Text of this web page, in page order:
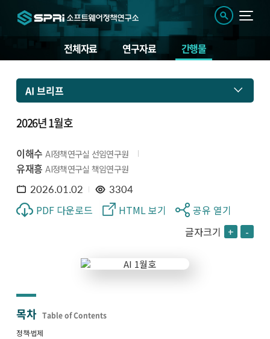
전체자료 연구자료 간행물
AI 브리프
2026년 1월호
이해수 AI정책연구실 선임연구원
유재흥 AI정책연구실 책임연구원
2026.01.02 3304
PDF 다운로드 HTML 보기
공유 열기
글자크기 + -
목차 Table of Contents
정책·법제